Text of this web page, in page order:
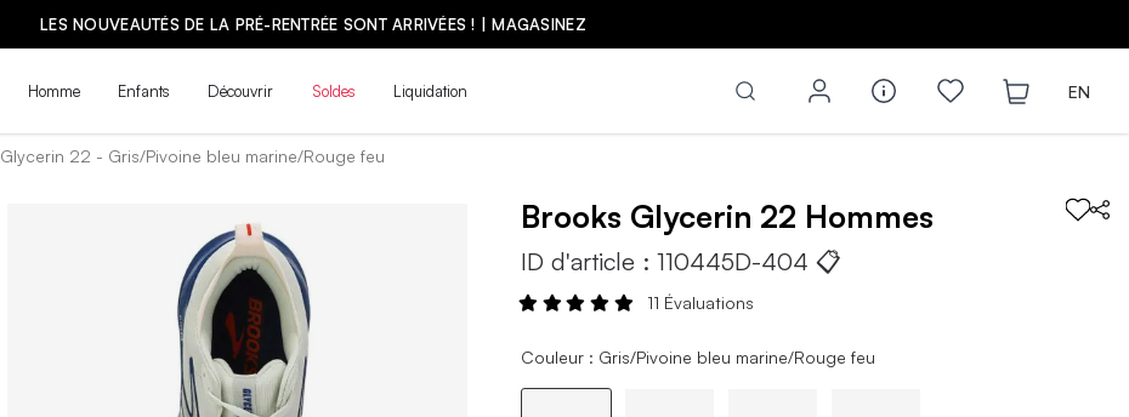
LES NOUVEAUTÉS DE LA PRÉ-RENTRÉE SONT ARRIVÉES ! | MAGASINEZ
Homme Enfants Découvrir Soldes Liquidation EN
Glycerin 22 - Gris/Pivoine bleu marine/Rouge feu
Brooks Glycerin 22 Hommes
ID d'article :110445D-404 📋
11 Évaluations
Couleur : Gris/Pivoine bleu marine/Rouge feu